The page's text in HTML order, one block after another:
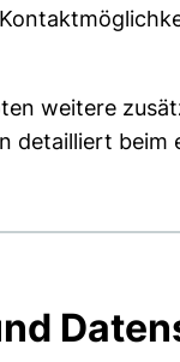
weitere
detailliert beim